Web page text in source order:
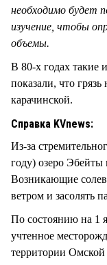
необходимо будет
изучение, чтобы
объемы.
В 80-х годах такие
показали, что
карачинской.
Справка KVnews:
Из-за
году) озеро
Возникающие
ветром и засолять
По состоянию на 1
учтенное
территории Омской